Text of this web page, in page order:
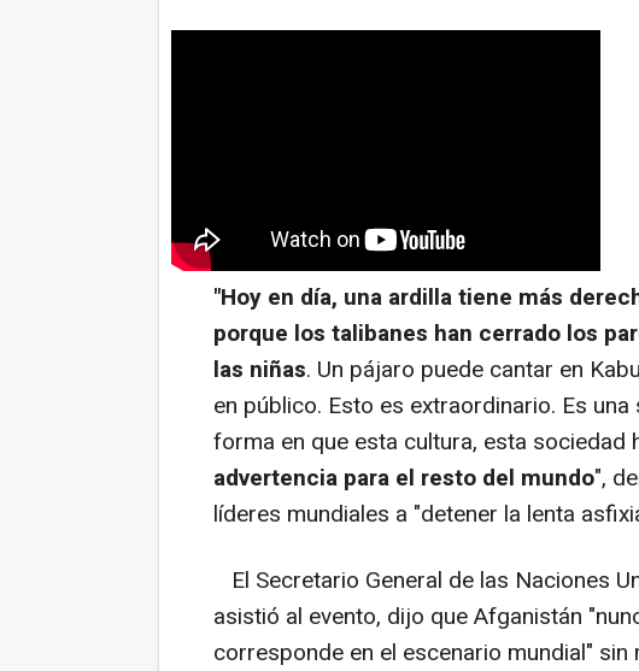
"Hoy en día, una ardilla tiene más
porque los talibanes han cerrado los
las niñas. Un pájaro puede cantar en
en público. Esto es extraordinario. Es
forma en que esta cultura, esta sociedad
advertencia para el resto del mundo",
líderes mundiales a "detener la lenta
El Secretario General de las Naciones
asistió al evento, dijo que Afganistán
corresponde en el escenario mundial"